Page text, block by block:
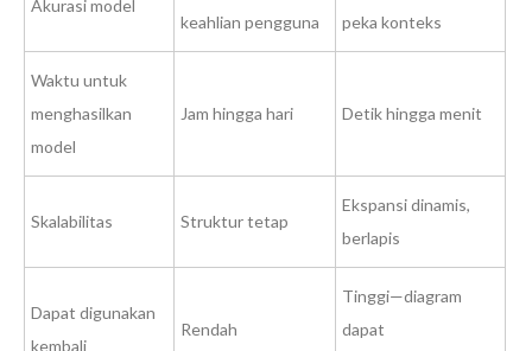
Akurasi model
keahlian pengguna
peka konteks
Waktu untuk
menghasilkan
model
Jam hingga hari Detik hingga menit
Skalabilitas Struktur tetap
Ekspansi dinamis,
berlapis
Dapat digunakan
kembali
Rendah
Tinggi—diagram
dapat